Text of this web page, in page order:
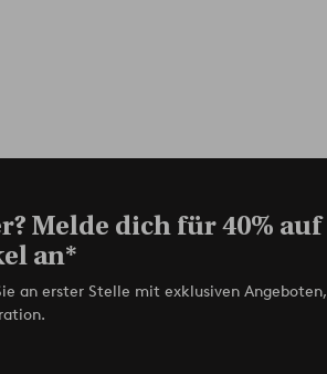
Melde dich für 40% auf
an*
an erster Stelle mit exklusiven